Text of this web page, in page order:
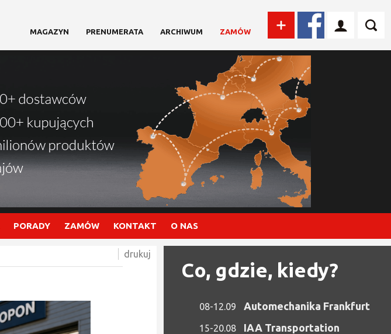
MAGAZYN PRENUMERATA ARCHIWUM ZAMÓW
PORADY ZAMÓW KONTAKT O NAS
drukuj
Co, gdzie, kiedy?
08-12.09 Automechanika Frankfurt
15-20.08 IAA Transportation